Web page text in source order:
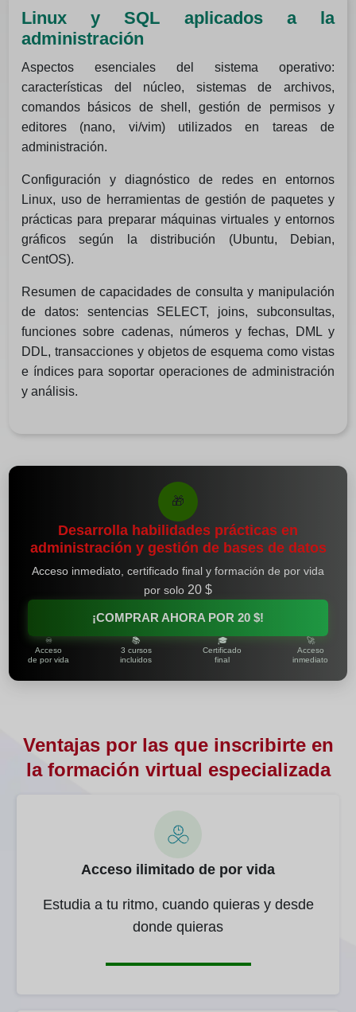
Linux y SQL aplicados a la
administración
Aspectos esenciales del sistema operativo:
características del núcleo, sistemas de archivos,
comandos básicos de shell, gestión de permisos y
editores (nano, vi/vim) utilizados en tareas de
administración.
Configuración y diagnóstico de redes en entornos
Linux, uso de herramientas de gestión de paquetes y
prácticas para preparar máquinas virtuales y entornos
gráficos según la distribución (Ubuntu, Debian,
CentOS).
Resumen de capacidades de consulta y manipulación
de datos: sentencias SELECT, joins, subconsultas,
funciones sobre cadenas, números y fechas, DML y
DDL, transacciones y objetos de esquema como vistas
e índices para soportar operaciones de administración
y análisis.
🎁
Desarrolla habilidades prácticas en
administración y gestión de bases de datos
Acceso inmediato, certificado final y formación de por vida
por solo 20 $
¡COMPRAR AHORA POR 20 $!
♾️
Acceso
de por vida
📚
3 cursos
incluidos
🎓
Certificado
final
🚀
Acceso
inmediato
Ventajas por las que inscribirte en
la formación virtual especializada
Acceso ilimitado de por vida
Estudia a tu ritmo, cuando quieras y desde
donde quieras